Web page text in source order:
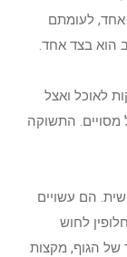
אחד, לעומתם
לאוכל ואצל
מסויים. התשוקה
הם עשויים
לחוש
של הגוף, מקצות